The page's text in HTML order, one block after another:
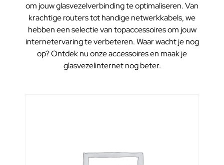
om jouw glasvezelverbinding te optimaliseren. Van
krachtige routers tot handige netwerkkabels, we
hebben een selectie van topaccessoires om jouw
internetervaring te verbeteren. Waar wacht je nog
op? Ontdek nu onze accessoires en maak je
glasvezelinternet nog beter.